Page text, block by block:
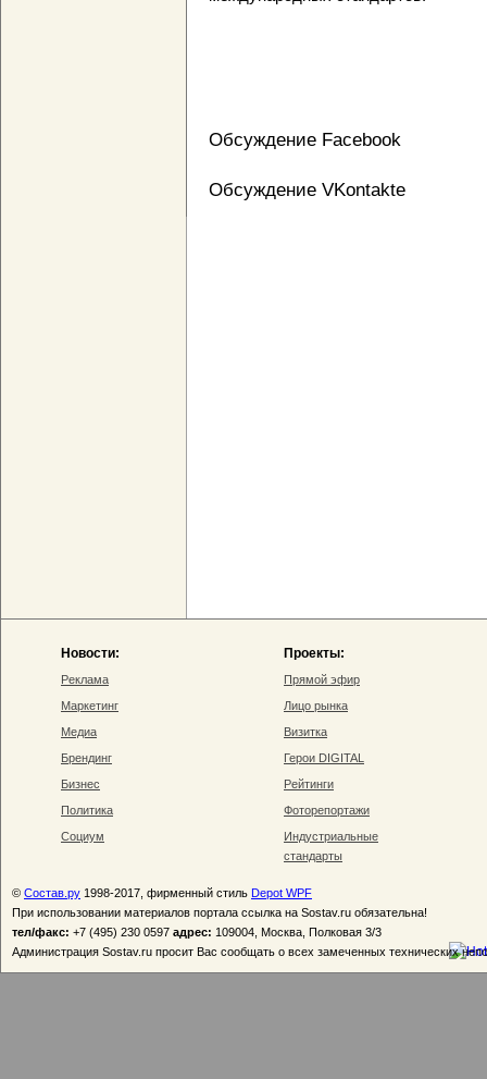
Обсуждение Facebook
Обсуждение VKontakte
Новости:
Реклама
Маркетинг
Медиа
Брендинг
Бизнес
Политика
Социум
Проекты:
Прямой эфир
Лицо рынка
Визитка
Герои DIGITAL
Рейтинги
Фоторепортажи
Индустриальные
стандарты
© Состав.ру 1998-2017, фирменный стиль Depot WPF
При использовании материалов портала ссылка на Sostav.ru обязательна!
тел/факс: +7 (495) 230 0597 адрес: 109004, Москва, Полковая 3/3
Администрация Sostav.ru просит Вас сообщать о всех замеченных технических